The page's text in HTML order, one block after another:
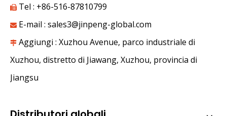
 Tel : +86-516-87810799
 E-mail : sales3@jinpeng-global.com
 Aggiungi : Xuzhou Avenue, parco industriale di
Xuzhou, distretto di Jiawang, Xuzhou, provincia di
Jiangsu